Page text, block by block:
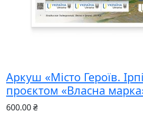
Аркуш «Місто Героїв.
проєктом «Власна
600.00 ₴